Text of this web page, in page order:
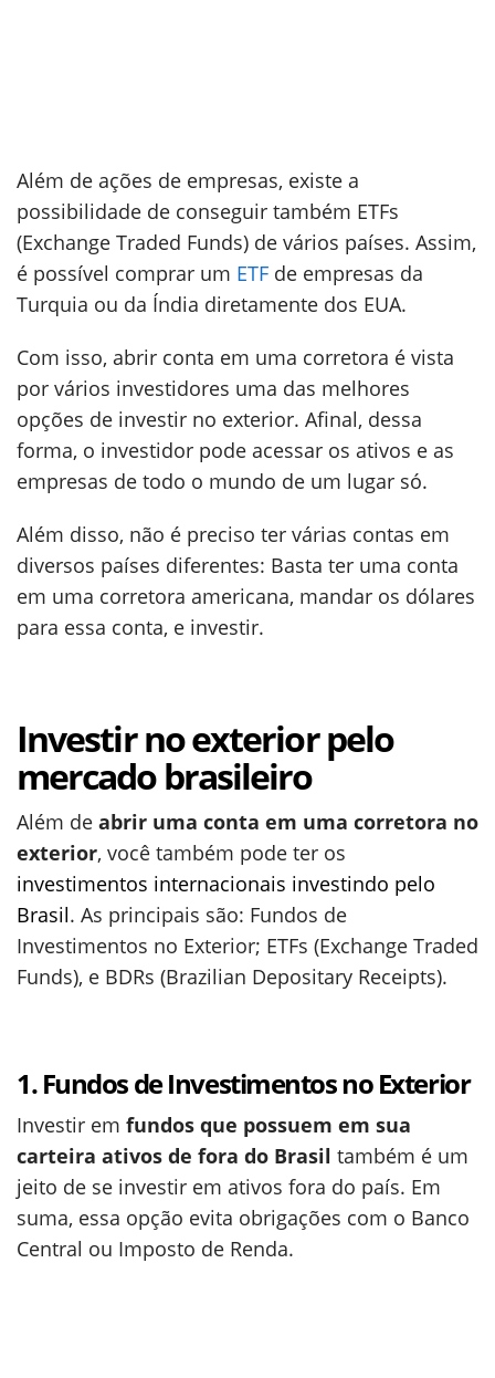
Além de ações de empresas, existe a
possibilidade de conseguir também ETFs
(Exchange Traded Funds) de vários países. Assim,
é possível comprar um ETF de empresas da
Turquia ou da Índia diretamente dos EUA.
Com isso, abrir conta em uma corretora é vista
por vários investidores uma das melhores
opções de investir no exterior. Afinal, dessa
forma, o investidor pode acessar os ativos e as
empresas de todo o mundo de um lugar só.
Além disso, não é preciso ter várias contas em
diversos países diferentes: Basta ter uma conta
em uma corretora americana, mandar os dólares
para essa conta, e investir.
Investir no exterior pelo
mercado brasileiro
Além de abrir uma conta em uma corretora no
exterior, você também pode ter os
investimentos internacionais investindo pelo
Brasil. As principais são: Fundos de
Investimentos no Exterior; ETFs (Exchange Traded
Funds), e BDRs (Brazilian Depositary Receipts).
1. Fundos de Investimentos no Exterior
Investir em fundos que possuem em sua
carteira ativos de fora do Brasil também é um
jeito de se investir em ativos fora do país. Em
suma, essa opção evita obrigações com o Banco
Central ou Imposto de Renda.